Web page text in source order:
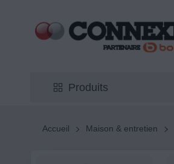
Produits
Accueil Maison & entretien